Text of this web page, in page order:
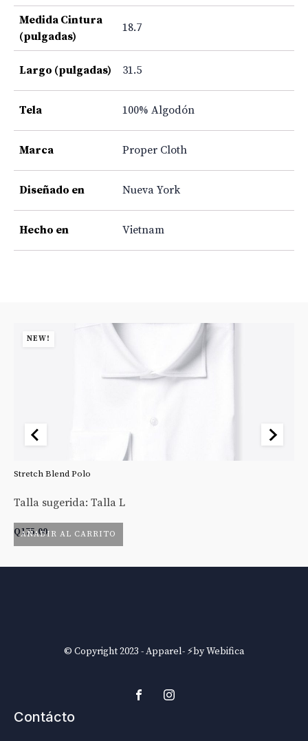
Medida Cintura
(pulgadas)
18.7
Largo (pulgadas) 31.5
Tela 100% Algodón
Marca Proper Cloth
Diseñado en Nueva York
Hecho en Vietnam
NEW!
AÑADIR AL CARRITO
Stretch Blend Polo
Talla sugerida: Talla L
Q175.00
© Copyright 2023 - Apparel- ⚡by Webifica
Contácto